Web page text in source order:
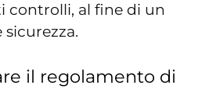
controlli, al fine di un
il regolamento di